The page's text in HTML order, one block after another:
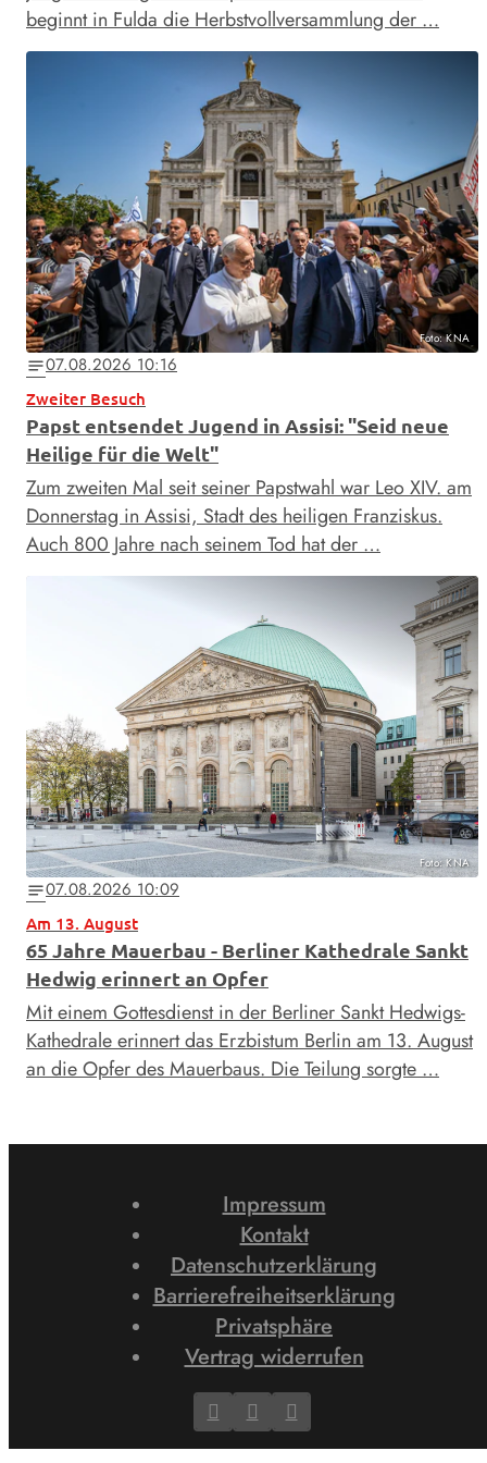
beginnt in Fulda die Herbstvollversammlung der …
Foto: KNA
notes07.08.2026 10:16
Zweiter Besuch
Papst entsendet Jugend in Assisi: "Seid neue
Heilige für die Welt"
Zum zweiten Mal seit seiner Papstwahl war Leo XIV. am
Donnerstag in Assisi, Stadt des heiligen Franziskus.
Auch 800 Jahre nach seinem Tod hat der …
Foto: KNA
notes07.08.2026 10:09
Am 13. August
65 Jahre Mauerbau - Berliner Kathedrale Sankt
Hedwig erinnert an Opfer
Mit einem Gottesdienst in der Berliner Sankt Hedwigs-
Kathedrale erinnert das Erzbistum Berlin am 13. August
an die Opfer des Mauerbaus. Die Teilung sorgte …
Impressum
Kontakt
Datenschutzerklärung
Barrierefreiheitserklärung
Privatsphäre
Vertrag widerrufen